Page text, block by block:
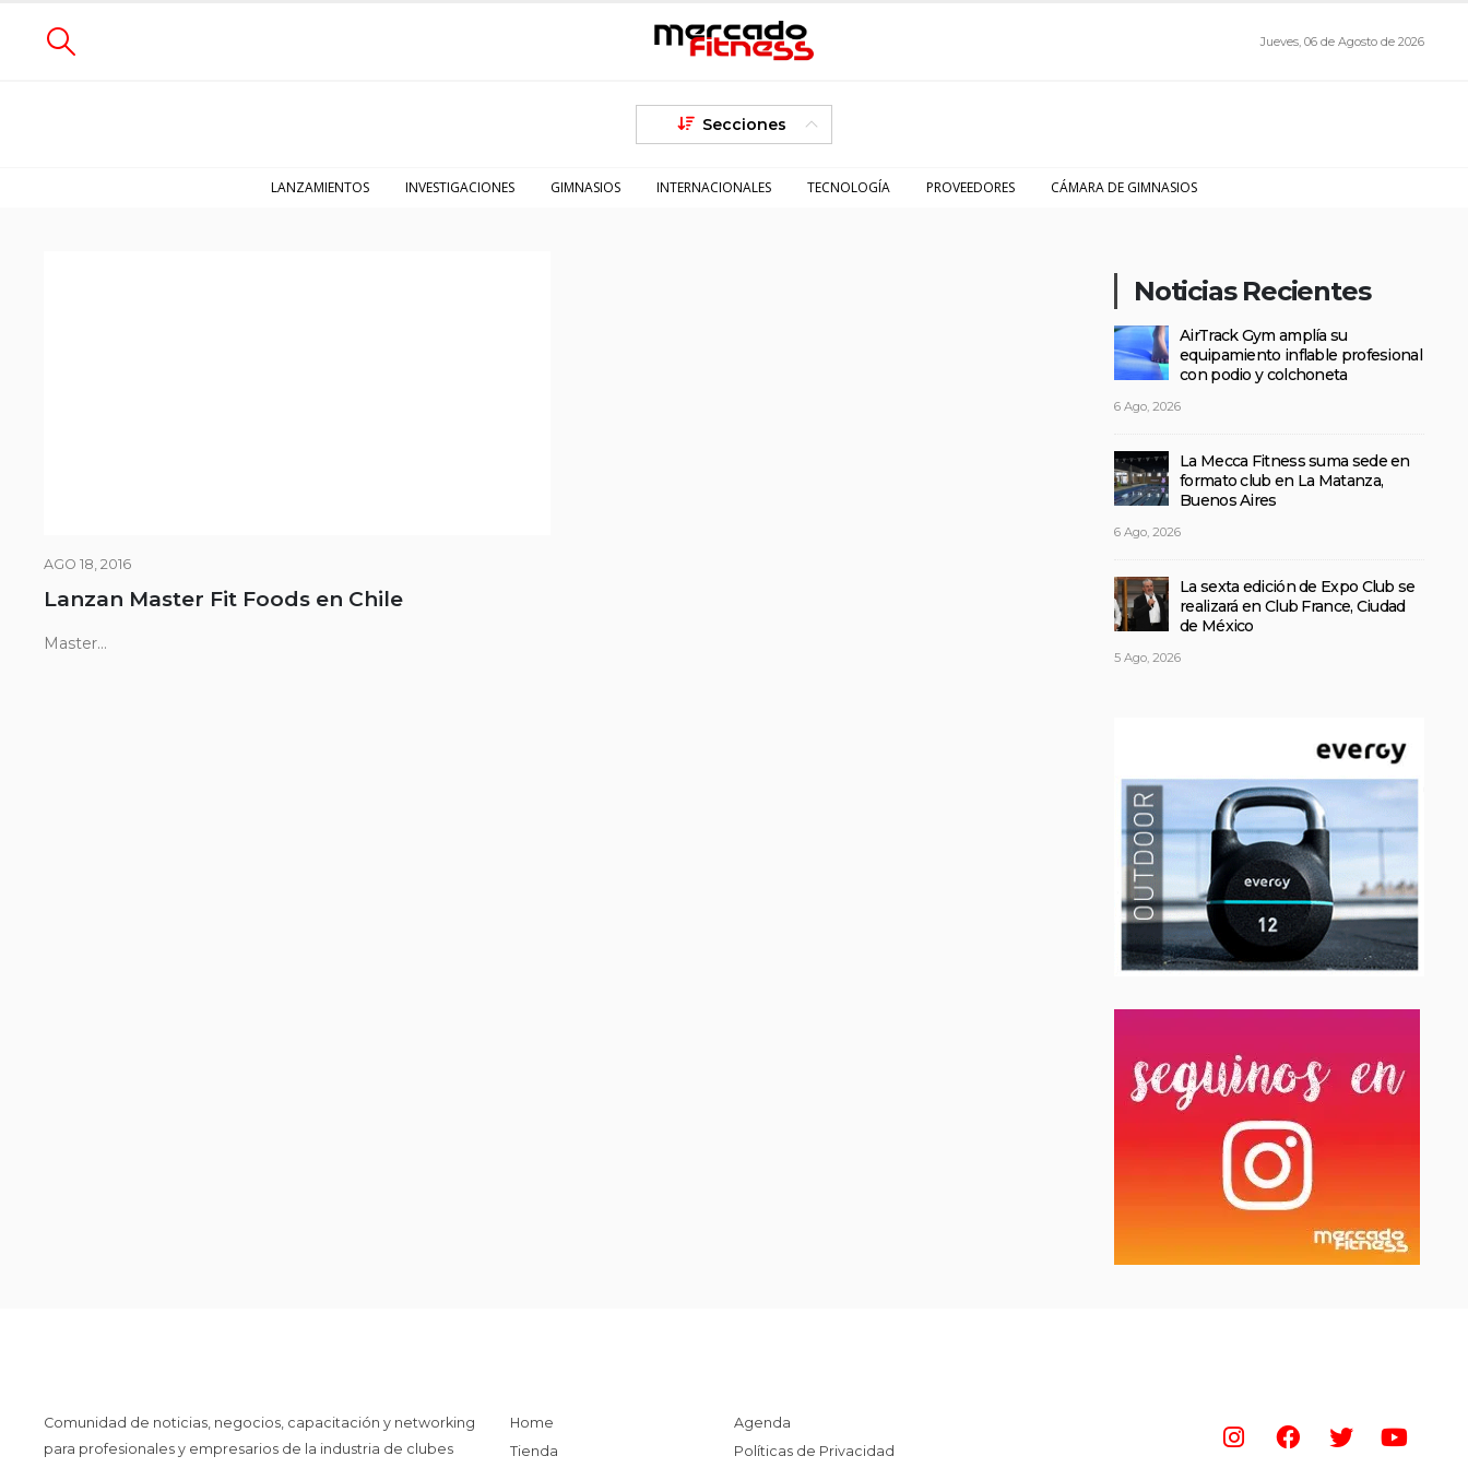
Jueves, 06 de Agosto de 2026
Secciones
LANZAMIENTOS INVESTIGACIONES GIMNASIOS INTERNACIONALES TECNOLOGÍA PROVEEDORES CÁMARA DE GIMNASIOS
AGO 18, 2016
Lanzan Master Fit Foods en Chile
Master...
Noticias Recientes
AirTrack Gym amplía su
equipamiento inflable profesional
con podio y colchoneta
6 Ago, 2026
La Mecca Fitness suma sede en
formato club en La Matanza,
Buenos Aires
6 Ago, 2026
La sexta edición de Expo Club se
realizará en Club France, Ciudad
de México
5 Ago, 2026
Comunidad de noticias, negocios, capacitación y networking
para profesionales y empresarios de la industria de clubes
Home
Tienda
Agenda
Políticas de Privacidad